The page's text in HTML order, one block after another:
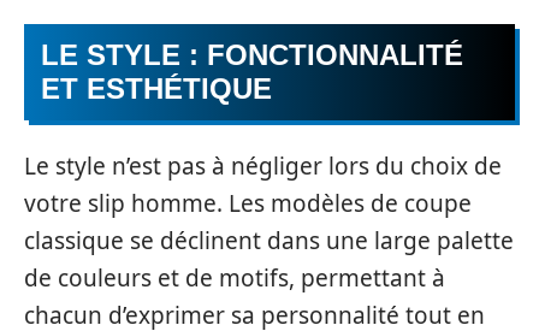
LE STYLE : FONCTIONNALITÉ
ET ESTHÉTIQUE
Le style n’est pas à négliger lors du choix de
votre slip homme. Les modèles de coupe
classique se déclinent dans une large palette
de couleurs et de motifs, permettant à
chacun d’exprimer sa personnalité tout en